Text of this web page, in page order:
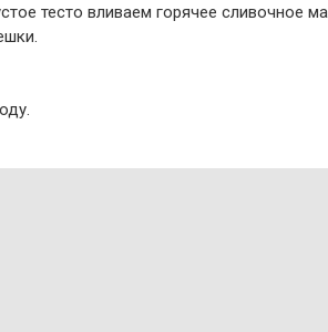
тесто вливаем горячее сливочное